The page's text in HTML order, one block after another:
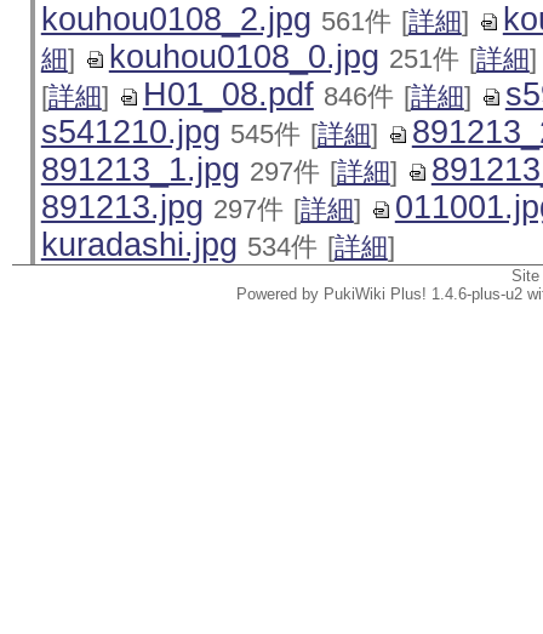
kouhou0108_2.jpg 561件 [詳細]
細] kouhou0108_0.jpg 251件 [詳細]
[詳細] H01_08.pdf 846件 [詳細]
s541210.jpg 545件 [詳細]
891213_1.jpg 297件 [詳細]
891213.jpg 297件 [詳細]
kuradashi.jpg 534件 [詳細]
Powered by PukiWiki Plus! 1.4.6-plus-u2